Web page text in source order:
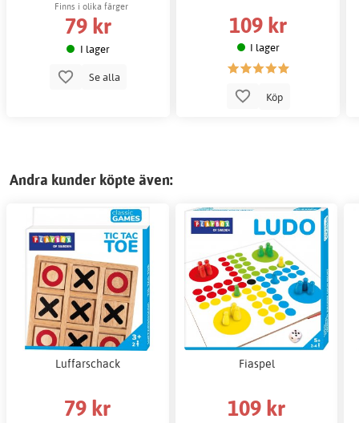
Finns i olika färger
79 kr
I lager
Se alla
109 kr
I lager
Köp
Andra kunder köpte även:
Luffarschack
79 kr
Fiaspel
109 kr